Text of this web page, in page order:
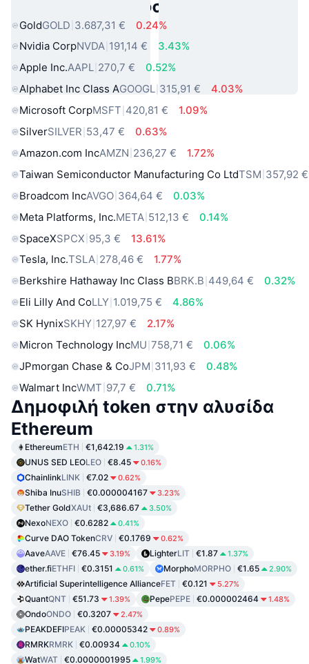
πραγματικού κόσμου
GoldGOLD 3.687,31 €
0.24%
Nvidia CorpNVDA 191,14 €
3.43%
Apple Inc.AAPL 270,7 €
0.52%
Alphabet Inc Class AGOOGL 315,91 €
4.03%
Microsoft CorpMSFT 420,81 €
1.09%
SilverSILVER 53,47 €
0.63%
Amazon.com IncAMZN 236,27 €
1.72%
Taiwan Semiconductor Manufacturing Co LtdTSM 357,92 €
Broadcom IncAVGO 364,64 €
0.03%
Meta Platforms, Inc.META 512,13 €
0.14%
SpaceXSPCX 95,3 €
13.61%
Tesla, Inc.TSLA 278,46 €
1.77%
Berkshire Hathaway Inc Class BBRK.B 449,64 €
0.32%
Eli Lilly And CoLLY 1.019,75 €
4.86%
SK HynixSKHY 127,97 €
2.17%
Micron Technology IncMU 758,71 €
0.06%
JPmorgan Chase & CoJPM 311,93 €
0.48%
Walmart IncWMT 97,7 € 0.71%
Δημοφιλή token στην αλυσίδα
Ethereum
EthereumETH €1,642.19 1.31%
UNUS SED LEOLEO €8.45 0.16%
ChainlinkLINK €7.02 0.62%
Shiba InuSHIB €0.000004167 3.23%
Tether GoldXAUt €3,686.67 3.50%
NexoNEXO €0.6282 0.41%
Curve DAO TokenCRV €0.1769 0.62%
AaveAAVE €76.45 3.19% LighterLIT €1.87 1.37%
ether.fiETHFI €0.3151 0.61% MorphoMORPHO €1.65 2.90%
Artificial Superintelligence AllianceFET €0.121 5.27%
QuantQNT €51.73 1.39% PepePEPE €0.000002464 1.48%
OndoONDO €0.3207 2.47%
PEAKDEFIPEAK €0.00005342 0.89%
RMRKRMRK €0.00934 0.10%
WatWAT €0.0000001995 1.99%